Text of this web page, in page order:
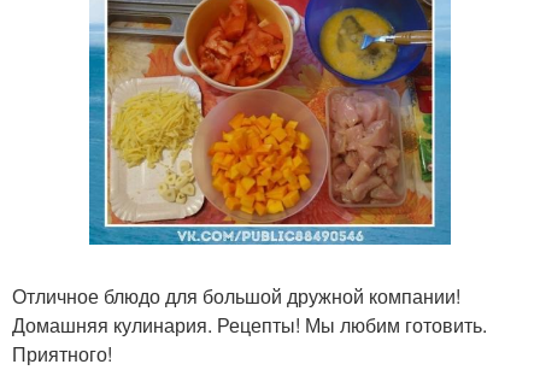
Отличное блюдо для большой дружной компании!
Домашняя кулинария. Рецепты! Мы любим готовить.
Приятного!